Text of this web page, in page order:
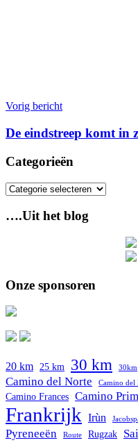
Bericht
navigatie
Vorig bericht
De eindstreep komt in
Categorieën
Categorieën
….Uit het blog
Onze sponsoren
20 km 25 km 30 km 30km
Camino del Norte Camino del
Camino Frances Camino
Frankrijk Irùn
Pyreneeën Route Rugzak